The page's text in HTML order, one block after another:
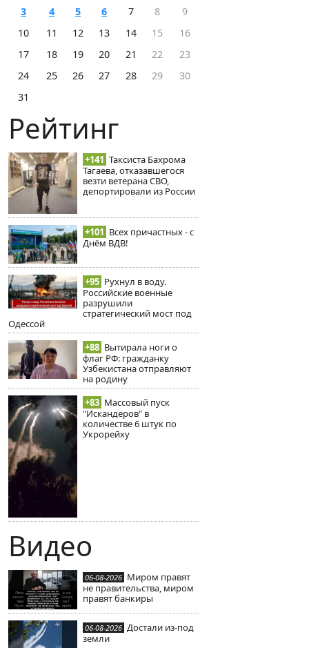
3
4 5 6 7 8
9
10
11 12 13 14 15
16
17
18 19 20 21 22
23
24
25 26 27 28 29
30
31
Рейтинг
+141 Таксиста Бахрома
Тагаева, отказавшегося
везти ветерана СВО,
депортировали из России
+101 Всех причастных - с
Днём ВДВ!
+95 Рухнул в воду.
Российские военные
разрушили
стратегический мост под
Одессой
+88 Вытирала ноги о
флаг РФ: гражданку
Узбекистана отправляют
на родину
+83 Массовый пуск
"Искандеров" в
количестве 6 штук по
Укрорейху
Видео
06-08-2026 Миром правят
не правительства, миром
правят банкиры
06-08-2026 Достали из-под
земли